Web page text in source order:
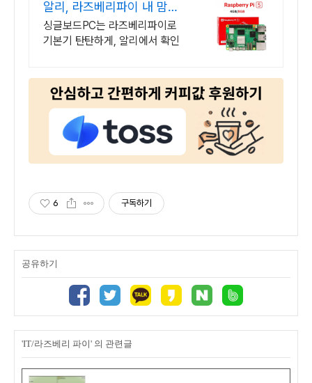
알리, 라즈베리파이 내 맘에
쏙드는 오늘의 특가
싱글보드PC는 라즈베리파이로
기본기 탄탄하게, 알리에서 확인
6 구독하기
공유하기
'IT/라즈베리 파이' 의 관련글